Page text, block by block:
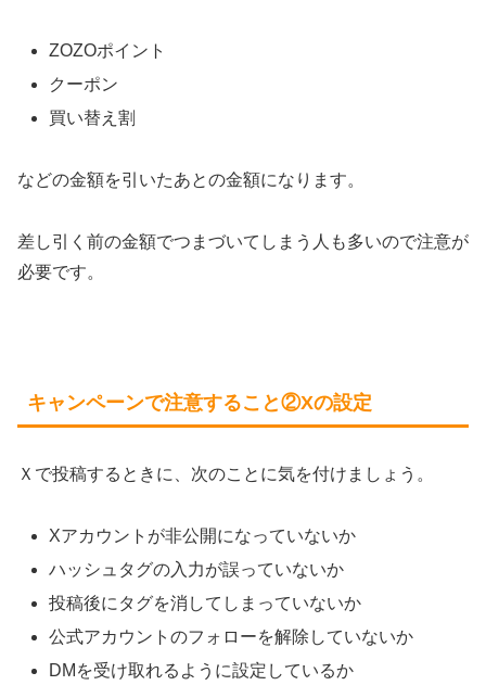
ZOZOポイント
クーポン
買い替え割
などの金額を引いたあとの金額になります。
差し引く前の金額でつまづいてしまう人も多いので注意が
必要です。
キャンペーンで注意すること②Xの設定
Ｘで投稿するときに、次のことに気を付けましょう。
Xアカウントが非公開になっていないか
ハッシュタグの入力が誤っていないか
投稿後にタグを消してしまっていないか
公式アカウントのフォローを解除していないか
DMを受け取れるように設定しているか